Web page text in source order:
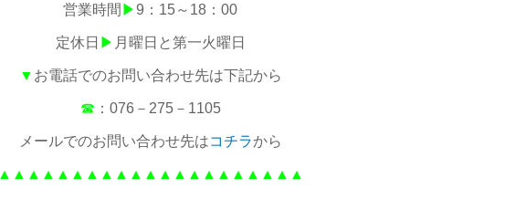
営業時間 ▶9：15～18：00
定休日 ▶ 月曜日と第一火曜日
▼ お電話でのお問い合わせ先は下記から
☎ ：076－275－1105
メールでのお問い合わせ先はコチラから
▲▲▲▲▲▲▲▲▲▲▲▲▲▲▲▲▲▲▲▲▲